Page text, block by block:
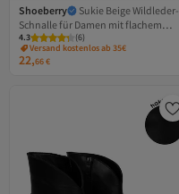
Shoeberry
Sukie Beige Wildleder-
Schnalle für Damen mit flachem
Absatz Beige Wildleder
4.3 (6)
Versand kostenlos ab 35€
22,66€